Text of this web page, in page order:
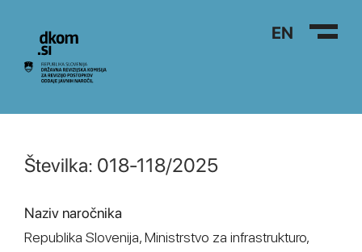
Na vsebino EN
Številka: 018-118/2025
Naziv naročnika
Republika Slovenija, Ministrstvo za infrastrukturo,